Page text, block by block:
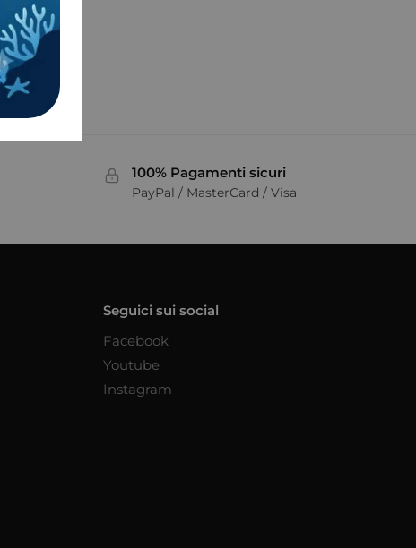
100% Pagamenti sicuri
PayPal / MasterCard / Visa
Seguici sui social
Facebook
Youtube
Instagram